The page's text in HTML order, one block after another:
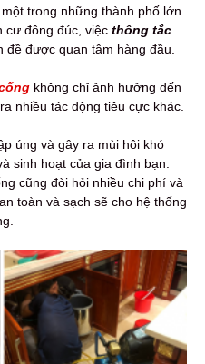
một trong những thành phố lớn
cư đông đúc, việc thông tắc
đề được quan tâm hàng đầu.
không chỉ ảnh hưởng đến
nhiều tác động tiêu cực khác.
úng và gây ra mùi hôi khó
sinh hoạt của gia đình bạn.
cũng đòi hỏi nhiều chi phí và
toàn và sạch sẽ cho hệ thống